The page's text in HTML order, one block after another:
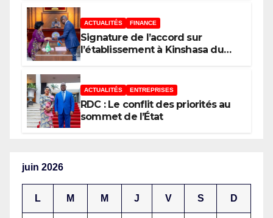
ACTUALITÉS FINANCE
Signature de l’accord sur
l’établissement à Kinshasa du
africaine–Nouveau Partenariat
pour le développement de
l’Afrique (AUDA-NEPAD)
ACTUALITÉS ENTREPRISES
RDC : Le conflit des priorités au
sommet de l’État
juin 2026
L M M J V S D